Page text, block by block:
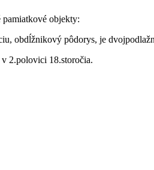
objekty:
obdĺžnikový pôdorys, je
2.polovici 18.storočia.